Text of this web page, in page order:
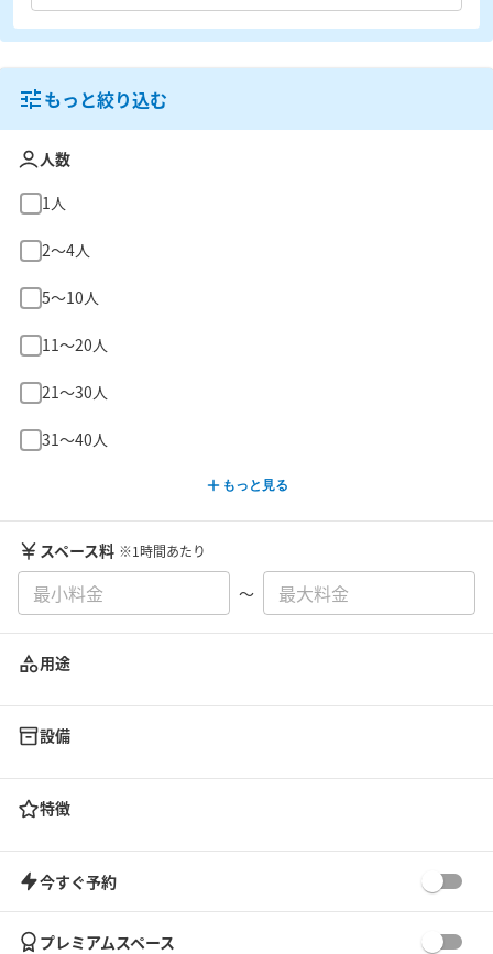
もっと絞り込む
人数
1人
2〜4人
5〜10人
11〜20人
21〜30人
31〜40人
もっと見る
スペース料 ※1時間あたり
〜
用途
設備
特徴
今すぐ予約
プレミアムスペース